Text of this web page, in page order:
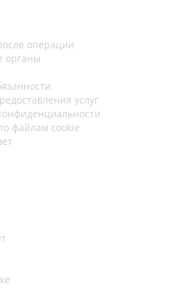
операции
органы
услуг
файлам cookie